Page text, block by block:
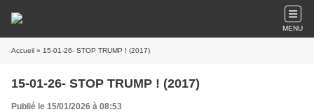
MENU
Accueil » 15-01-26- STOP TRUMP ! (2017)
15-01-26- STOP TRUMP ! (2017)
Publié le 15/01/2026 à 08:53